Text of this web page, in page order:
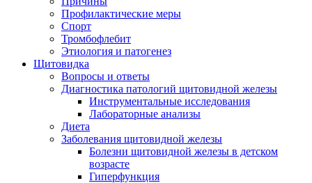
Профилактические меры
Спорт
Тромбофлебит
Этиология и патогенез
Щитовидка
Вопросы и ответы
Диагностика патологий щитовидной железы
Инструментальные исследования
Лабораторные анализы
Диета
Заболевания щитовидной железы
Болезни щитовидной железы в детском
возрасте
Гиперфункция